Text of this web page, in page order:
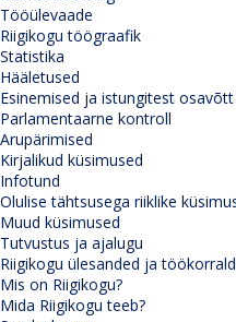
Tööülevaade
Riigikogu töögraafik
Statistika
Hääletused
Esinemised ja istungitest osavõtt
Parlamentaarne kontroll
Arupärimised
Kirjalikud küsimused
Infotund
Olulise tähtsusega riiklike
Muud küsimused
Tutvustus ja ajalugu
Riigikogu ülesanded ja
Mis on Riigikogu?
Mida Riigikogu teeb?